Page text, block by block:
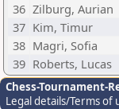
36 Zilburg, Aurian
37 Kim, Timur
38 Magri, Sofia
39 Roberts, Lucas
Chess-Tournament-
Legal details/Terms of